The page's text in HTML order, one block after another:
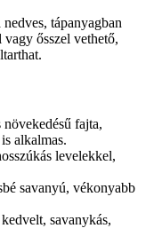
tápanyagban
ősszel vethető,
fajta,
alkalmas.
levelekkel,
savanyú, vékonyabb
savanykás,